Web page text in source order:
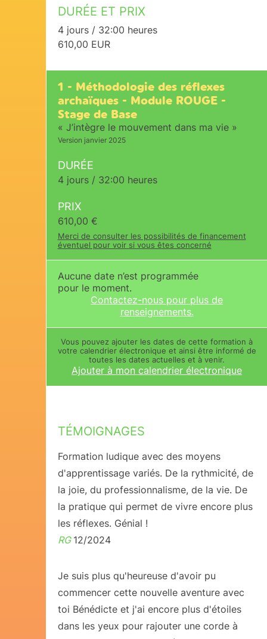
DURÉE ET PRIX
4 jours / 32:00 heures
610,00 EUR
1 - Méthodologie des réflexes
archaïques - Module ROUGE -
Stage de Base
« J’intègre le mouvement dans ma vie »
Version janvier 2025
DURÉE
4 jours / 32:00 heures
PRIX
610,00 €
Merci de consulter les possibilités de financement
éventuel pour voir si vous êtes concerné
Aucune date n’est programmée
pour le moment.
Contactez-nous pour plus de
renseignements.
Vous pouvez ajouter les dates de cette formation à
votre calendrier électronique et ainsi être informé de
toutes les dates actuelles et à venir.
Ajouter à mon calendrier électronique
TÉMOIGNAGES
Formation ludique avec des moyens
d'apprentissage variés. De la rythmicité, de
la joie, du professionnalisme, de la vie. De
la pratique qui permet de vivre encore plus
les réflexes. Génial !
RG 12/2024
Je suis plus qu'heureuse d'avoir pu
commencer cette nouvelle aventure avec
toi Bénédicte et j'ai encore plus d'étoiles
dans les yeux pour rajouter une corde à